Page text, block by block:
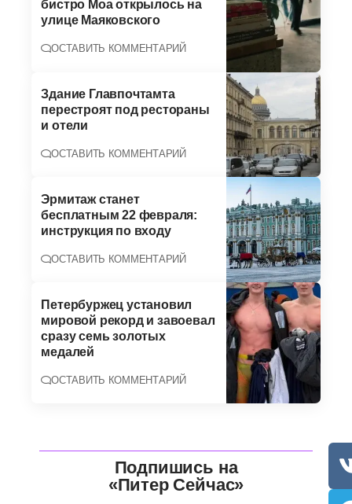
бистро Moa открылось на
улице Маяковского
ОСТАВИТЬ КОММЕНТАРИЙ
Здание Главпочтамта
перестроят под рестораны
и отели
ОСТАВИТЬ КОММЕНТАРИЙ
Эрмитаж станет
бесплатным 22 февраля:
инструкция по входу
ОСТАВИТЬ КОММЕНТАРИЙ
Петербуржец установил
мировой рекорд и завоевал
сразу семь золотых
медалей
ОСТАВИТЬ КОММЕНТАРИЙ
Подпишись на
«Питер Сейчас»